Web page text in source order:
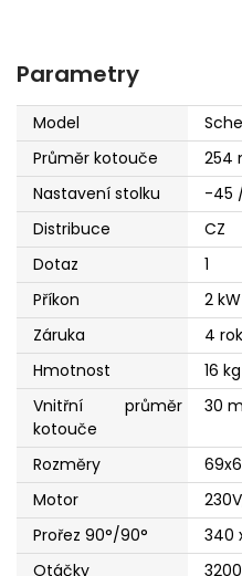
Parametry
Model
Průměr kotouče
254
Nastavení stolku
-45
Distribuce
CZ
Dotaz
1
Příkon
2 kW
Záruka
4
Hmotnost
16 kg
Vnitřní průměr
kotouče
30
Rozměry
Motor
Prořez 90°/90°
340
Otáčky